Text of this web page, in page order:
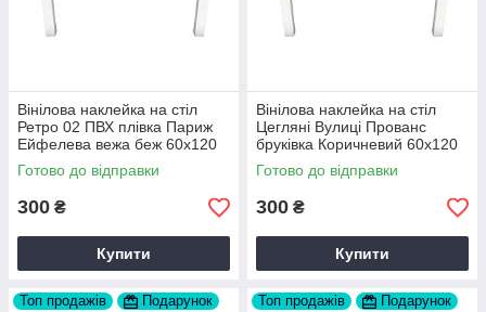
Вінілова наклейка на стіл
Ретро 02 ПВХ плівка Париж
Ейфелева вежа беж 60х120
см Happy Pocket Z180349-
158
Готово до відправки
300 ₴
Купити
Вінілова наклейка на стіл
Цегляні Вулиці Прованс
бруківка Коричневий 60х120
см Happy Pocket Z180651
Готово до відправки
300 ₴
Купити
Топ продажів Подарунок Топ продажів Подарунок